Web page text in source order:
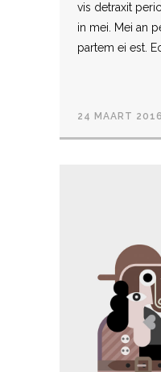
vis detraxit
in mei. Mei an
partem ei est.
24 MAART 2016